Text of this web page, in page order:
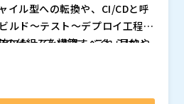
イル型への転換や、CI/CDと呼
ルド～テスト～デプロイ工程の
になっています。 これらはい
化するニーズやビジネス環境に
の仕組みを構築すべく、目的や
援ツールを多数導入している企